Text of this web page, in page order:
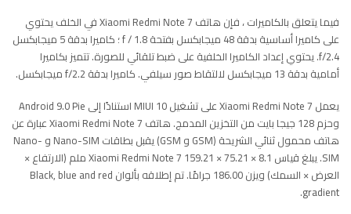
فيما يتعلق بالكاميرات ، فإن هاتف Xiaomi Redmi Note 7 في الخلف يحتوي
على كاميرا أساسية بدقة 48 ميجابكسل بفتحة f / 1.8 ؛ كاميرا بدقة 5 ميجابكسل
f/2.4. يحتوي إعداد الكاميرا الخلفية على ضبط تلقائي للصورة. تتميز بكاميرا
أمامية بدقة 13 ميجابكسل لالتقاط صور سيلفي. كاميرا بدقة f/2.2 ميجابكسل.
يعمل Xiaomi Redmi Note 7 على تشغيل MIUI 10 استنادًا إلى Android 9.0 Pie
وحزم 128 جيجا بايت من التخزين المدمج. هاتف Xiaomi Redmi Note 7 عبارة عن
هاتف محمول ثنائي الشريحة (GSM و GSM) يقبل بطاقات Nano-SIM و Nano-
SIM. يبلغ قياس Xiaomi Redmi Note 7 159.21 × 75.21 × 8.1 ملم (الارتفاع ×
العرض × السمك) ويزن 186.00 جرامًا. تم إطلاقه بألوان Black, blue and red
gradient.